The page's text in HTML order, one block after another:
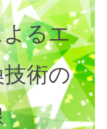
るエ
術の